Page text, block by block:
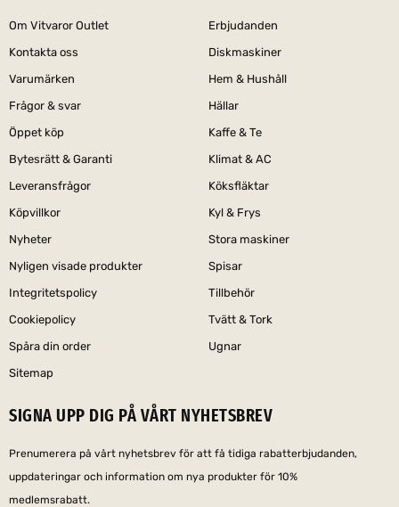
Om Vitvaror Outlet
Kontakta oss
Varumärken
Frågor & svar
Öppet köp
Bytesrätt & Garanti
Leveransfrågor
Köpvillkor
Nyheter
Nyligen visade produkter
Integritetspolicy
Cookiepolicy
Spåra din order
Sitemap
Erbjudanden
Diskmaskiner
Hem & Hushåll
Hällar
Kaffe & Te
Klimat & AC
Köksfläktar
Kyl & Frys
Stora maskiner
Spisar
Tillbehör
Tvätt & Tork
Ugnar
SIGNA UPP DIG PÅ VÅRT NYHETSBREV
Prenumerera på vårt nyhetsbrev för att få tidiga rabatterbjudanden,
uppdateringar och information om nya produkter för 10%
medlemsrabatt.